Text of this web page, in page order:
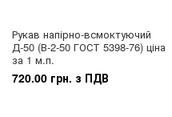
Рукав напірно-всмоктуючий
Д-50 (В-2-50 ГОСТ 5398-76) ціна
за 1 м.п.
720.00 грн. з ПДВ